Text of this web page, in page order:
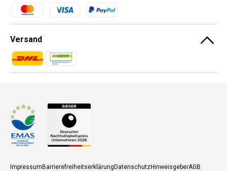
Zahlungsmethoden
Versand
Zahlungsmethoden
Zahlungsmethoden
ImpressumBarrierefreiheitserklärungDatenschutzHinweisgeberAGB